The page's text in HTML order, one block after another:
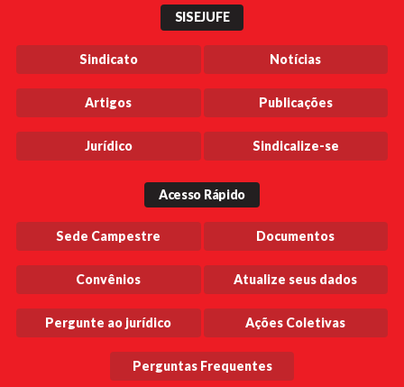
SISEJUFE
Sindicato Notícias
Artigos Publicações
Jurídico Sindicalize-se
Acesso Rápido
Sede Campestre Documentos
Convênios Atualize seus dados
Pergunte ao jurídico Ações Coletivas
Perguntas Frequentes